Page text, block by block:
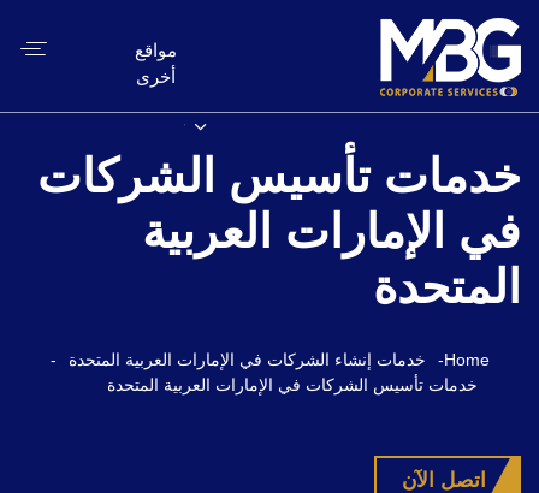
مواقع
أخرى
خدمات تأسيس الشركات
في الإمارات العربية
المتحدة
Home
- خدمات إنشاء الشركات في الإمارات العربية المتحدة
-
خدمات تأسيس الشركات في الإمارات العربية المتحدة
اتصل الآن